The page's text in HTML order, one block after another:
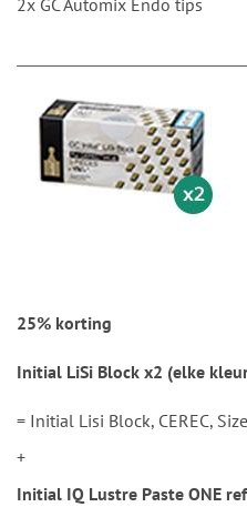
2x GC Automix Endo tips
25% korting
Initial LiSi Block x2 (elke
= Initial Lisi Block, CEREC,
+
Initial IQ Lustre Paste ONE